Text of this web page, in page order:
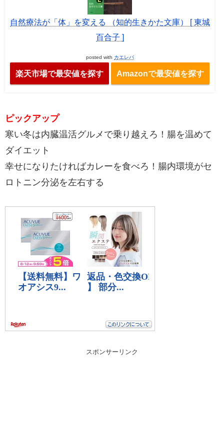
自然療法が「体」を変える （知的生きかた文庫） [ 東城
百合子 ]
posted with カエレバ
楽天市場で最安値を探す Amazonで最安値を探す
ピックアップ
寒い冬は内臓温活グルメで乗り越えろ！腸を温めて
ダイエット
幸せになりたければカレーを食べろ！腸内環境がセ
ロトニン分泌を左右する
スポンサーリンク